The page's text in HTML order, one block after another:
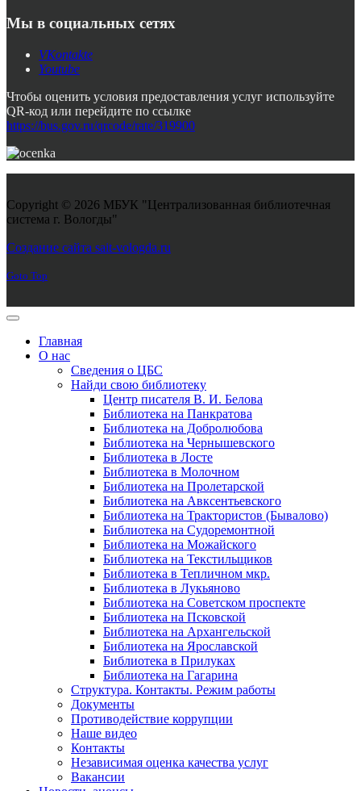
Мы в социальных сетях
VKontakte
Youtube
Чтобы оценить условия предоставления услуг используйте
QR-код или перейдите по ссылке
https://bus.gov.ru/qrcode/rate/319900
Copyright © 2026 МБУК "Централизованная библиотечная
система г. Вологды"
Создание сайта sait-vologda.ru
Goto Top
Главная
О нас
Сведения о ЦБС
Найди свою библиотеку
Центр писателя В. И. Белова
Библиотека на Панкратова
Библиотека на Добролюбова
Библиотека на Чернышевского
Библиотека в Лосте
Библиотека в Молочном
Библиотека на Пролетарской
Библиотека на Авксентьевского
Библиотека на Трактористов (Бывалово)
Библиотека на Судоремонтной
Библиотека на Можайского
Библиотека на Текстильщиков
Библиотека в Тепличном мкр.
Библиотека в Лукьяново
Библиотека на Советском проспекте
Библиотека на Псковской
Библиотека на Архангельской
Библиотека на Ярославской
Библиотека в Прилуках
Библиотека на Гагарина
Структура. Контакты. Режим работы
Документы
Противодействие коррупции
Наше видео
Контакты
Независимая оценка качества услуг
Вакансии